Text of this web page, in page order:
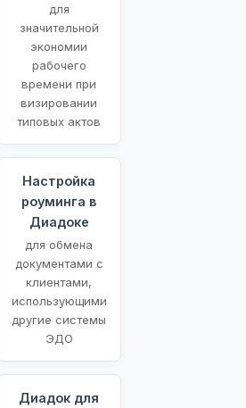
для
значительной
экономии
рабочего
времени при
визировании
типовых актов
Настройка
роуминга в
Диадоке
для обмена
документами с
клиентами,
использующими
другие системы
ЭДО
Диадок для